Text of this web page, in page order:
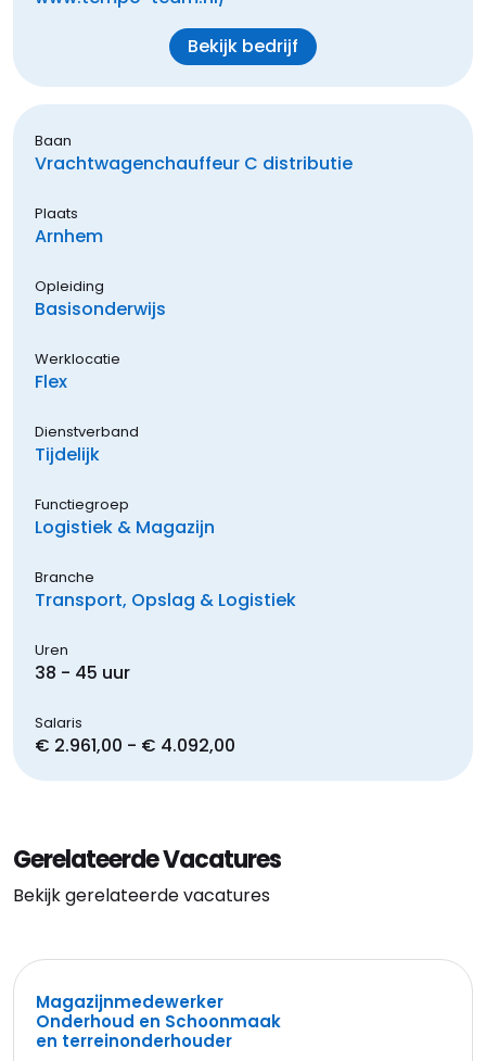
Bekijk bedrijf
Baan
Vrachtwagenchauffeur C distributie
Plaats
Arnhem
Opleiding
Basisonderwijs
Werklocatie
Flex
Dienstverband
Tijdelijk
Functiegroep
Logistiek & Magazijn
Branche
Transport, Opslag & Logistiek
Uren
38 - 45 uur
Salaris
€ 2.961,00 - € 4.092,00
Gerelateerde Vacatures
Bekijk gerelateerde vacatures
Magazijnmedewerker
Onderhoud en Schoonmaak
en terreinonderhouder